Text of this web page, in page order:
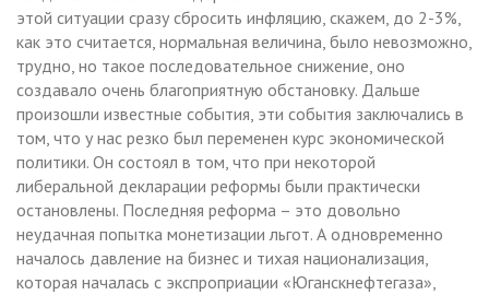
этой ситуации сразу сбросить инфляцию, скажем, до 2-3%,
как это считается, нормальная величина, было невозможно,
трудно, но такое последовательное снижение, оно
создавало очень благоприятную обстановку. Дальше
произошли известные события, эти события заключались в
том, что у нас резко был переменен курс экономической
политики. Он состоял в том, что при некоторой
либеральной декларации реформы были практически
остановлены. Последняя реформа – это довольно
неудачная попытка монетизации льгот. А одновременно
началось давление на бизнес и тихая национализация,
которая началась с экспроприации «Юганскнефтегаза»,